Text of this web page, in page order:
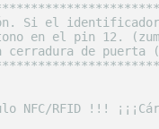
el identificador
en el pin 12.
de puerta
NFC/RFID !!!